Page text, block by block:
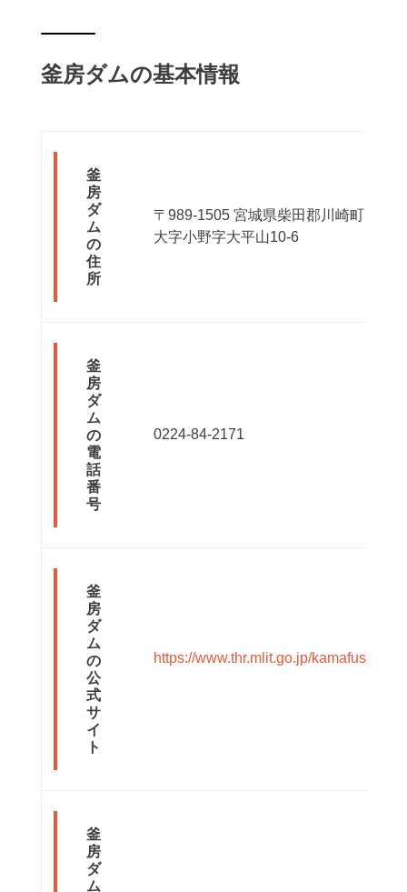
釜房ダムの基本情報
釜
房
ダ
ム
の
住
所
〒989-1505 宮城県柴田郡川崎町
大字小野字大平山10-6
釜
房
ダ
ム
の
電
話
番
号
0224-84-2171
釜
房
ダ
ム
の
公
式
サ
イ
ト
https://www.thr.mlit.go.jp/kamafusa/
釜
房
ダ
ム